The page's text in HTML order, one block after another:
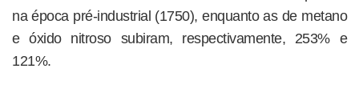
na época pré-industrial (1750), enquanto as de metano
e óxido nitroso subiram, respectivamente, 253% e
121%.